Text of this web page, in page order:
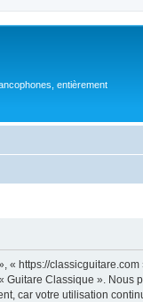
entièrement
https://
Classique ».
car votre utilisation